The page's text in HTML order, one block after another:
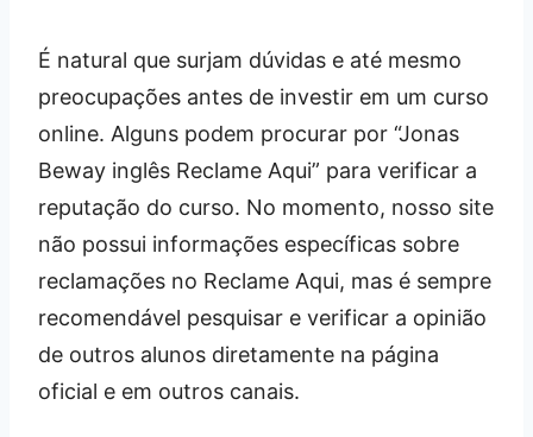
É natural que surjam dúvidas e até mesmo
preocupações antes de investir em um curso
online. Alguns podem procurar por “Jonas
Beway inglês Reclame Aqui” para verificar a
reputação do curso. No momento, nosso site
não possui informações específicas sobre
reclamações no Reclame Aqui, mas é sempre
recomendável pesquisar e verificar a opinião
de outros alunos diretamente na página
oficial e em outros canais.